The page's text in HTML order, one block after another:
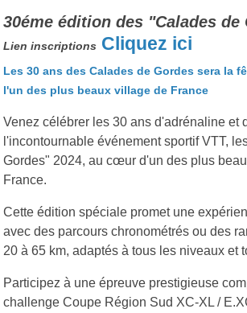
30éme édition des "Calades de
Lien inscriptions Cliquez ici
Les 30 ans des Calades de Gordes sera la
l'un des plus beaux village de France
Venez célébrer les 30 ans d'adrénaline et
l'incontournable événement sportif VTT,
Gordes" 2024, au cœur d'un des plus
France.
Cette édition spéciale promet une
avec des parcours chronométrés ou des
20 à 65 km, adaptés à tous les niveaux et
Participez à une épreuve prestigieuse
challenge Coupe Région Sud XC-XL /